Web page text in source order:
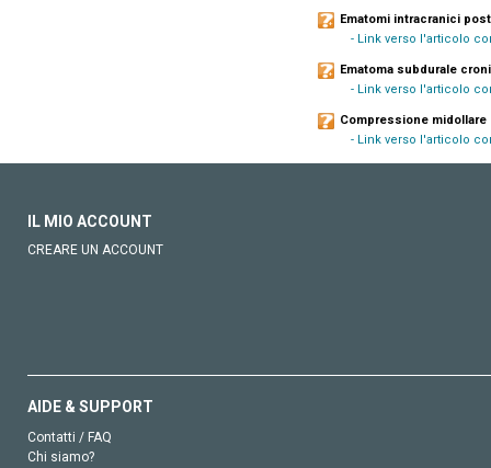
Ematomi intracranici
- Link verso l'articolo
Ematoma subdurale
- Link verso l'articolo
Compressione midollare
- Link verso l'articolo
IL MIO ACCOUNT
CREARE UN ACCOUNT
AIDE & SUPPORT
Contatti / FAQ
Chi siamo?